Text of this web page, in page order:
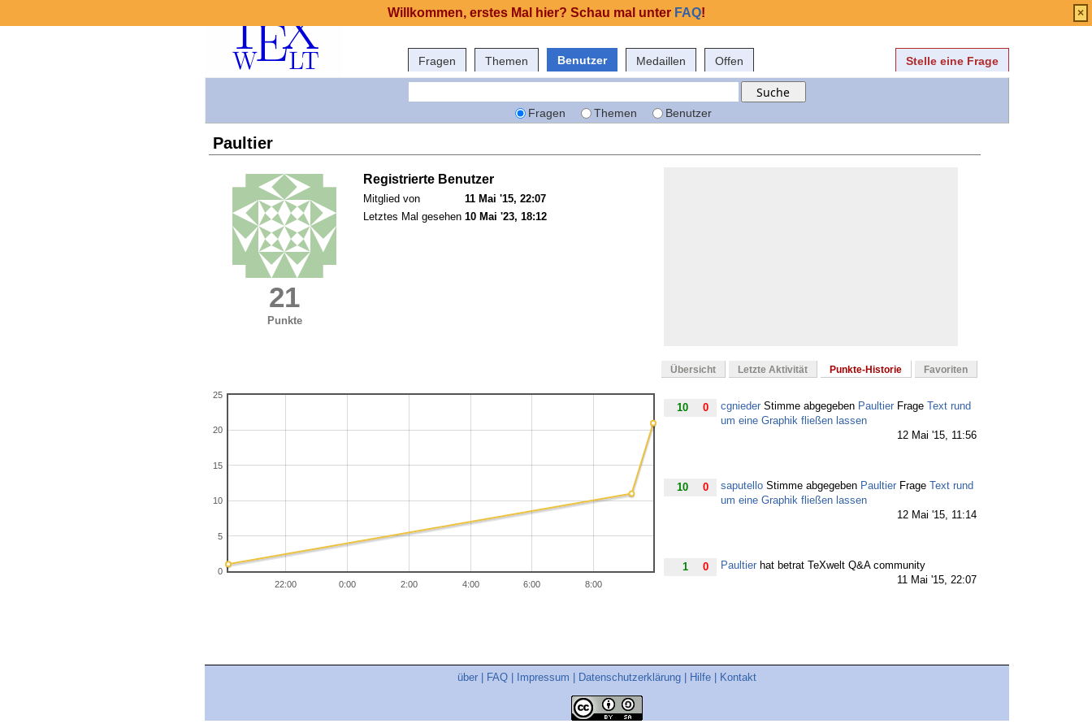
Fragen Themen Benutzer Medaillen Offen Stelle eine Frage
Fragen Themen Benutzer
Paultier
21
Punkte
Registrierte Benutzer
Mitglied von
11 Mai '15, 22:07
Letztes Mal gesehen 10 Mai '23, 18:12
Übersicht Letzte Aktivität Punkte-Historie Favoriten
22:00 0:00 2:00 4:00 6:00 8:00
0
5
10
15
20
25
10 0 cgnieder Stimme abgegeben Paultier Frage Text rund
um eine Graphik fließen lassen
12 Mai '15, 11:56
10 0 saputello Stimme abgegeben Paultier Frage Text rund
um eine Graphik fließen lassen
12 Mai '15, 11:14
1 0 Paultier hat betrat TeXwelt Q&A community
11 Mai '15, 22:07
über FAQ Impressum Datenschutzerklärung Hilfe Kontakt
Willkommen, erstes Mal hier? Schau mal unter FAQ! ×